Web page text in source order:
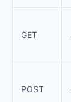
GET
POST